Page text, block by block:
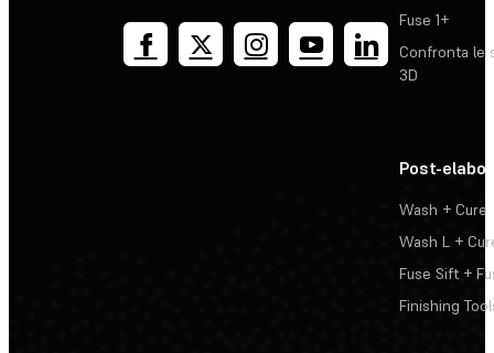
Fuse 1+
Confronta le
3D
Post-
Wash + Cure
Wash L +
Fuse Sift +
Finishing